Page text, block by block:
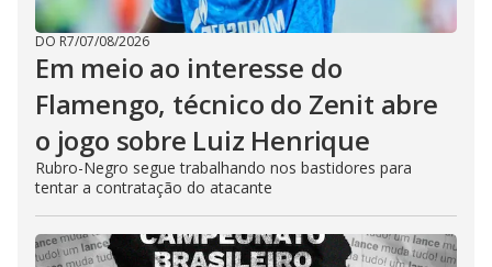
DO R7/07/08/2026
Em meio ao interesse do
Flamengo, técnico do Zenit abre
o jogo sobre Luiz Henrique
Rubro-Negro segue trabalhando nos bastidores para
tentar a contratação do atacante